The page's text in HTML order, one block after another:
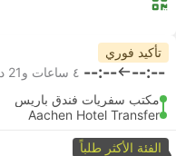
تأكيد فوري
--:--
--:-- ٤ ساعات و‫21 دقائق
مكتب سفريات فندق باريس
Aachen Hotel Transfer
الفئة الأكثر طلباً